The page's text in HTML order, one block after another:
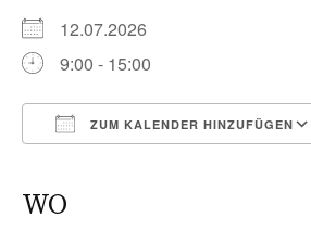
12.07.2026
9:00 - 15:00
ZUM KALENDER HINZUFÜGEN
WO